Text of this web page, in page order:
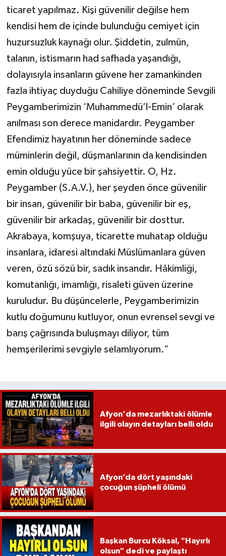
ticaret yapılmaz. Kişi güvenilir değilse hem
kendisi hem de içinde bulunduğu cemiyet için
huzursuzluk kaynağı olur. Şiddetin, zulmün,
talanın, istismarın had safhada yaşandığı,
dolayısıyla insanların güvene her zamankinden
fazla ihtiyaç duyduğu Cahiliye döneminde Sevgili
Peygamberimizin ‘Muhammedü’l-Emin’ olarak
anılması son derece manidardır. Peygamber
Efendimiz hayatının her döneminde sadece
müminlerin değil, düşmanlarının da kendisinden
emin olduğu yüce bir şahsiyettir. O, Hz.
Peygamber (S.A.V.), her şeyden önce güvenilir
bir insan, güvenilir bir baba, güvenilir bir eş,
güvenilir bir arkadaş, güvenilir bir dosttur.
Akrabaya, komşuya, ticarette muhatap olduğu
insanlara, idaresi altındaki Müslümanlara güven
veren, özü sözü bir, sadık insandır. Hâkimliği,
komutanlığı, imamlığı, risaleti güven üzerine
kuruludur. Bu düşüncelerle, Peygamberimizin
kutlu doğumunu kutluyor, onun evrensel sevgi ve
barış çağrısında buluşmayı diliyor, tüm
hemşerilerimi sevgiyle selamlıyorum.”
Afyon'da mezarlıktaki ölümle
ilgili olayın detayları belli oldu
Afyon’da dört yaşındaki
çocuğun şüpheli ölümü
Başkan Burcu Köksal, "Hayırlı
olsun" dedi ve paylaştı